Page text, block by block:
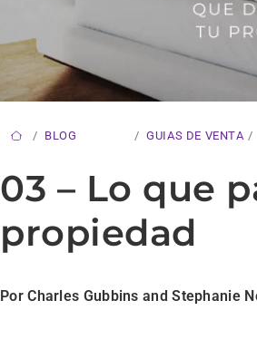
BLOG GUIAS DE VENTA
03 – Lo que
propiedad
Por Charles Gubbins and Stephanie